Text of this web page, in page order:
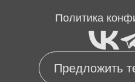
Предложить
Политика